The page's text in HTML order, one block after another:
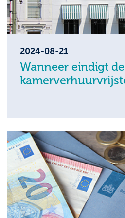
2024-08-21
Wanneer eindigt de
Als de
vanaf wanneer de
niet meer van toepassing
maximale huurgrens